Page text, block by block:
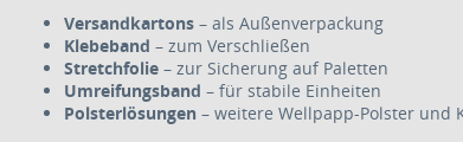
Versandkartons – als Außenverpackung
Klebeband – zum Verschließen
Stretchfolie – zur Sicherung auf Paletten
Umreifungsband – für stabile Einheiten
Polsterlösungen – weitere Wellpapp-Polster